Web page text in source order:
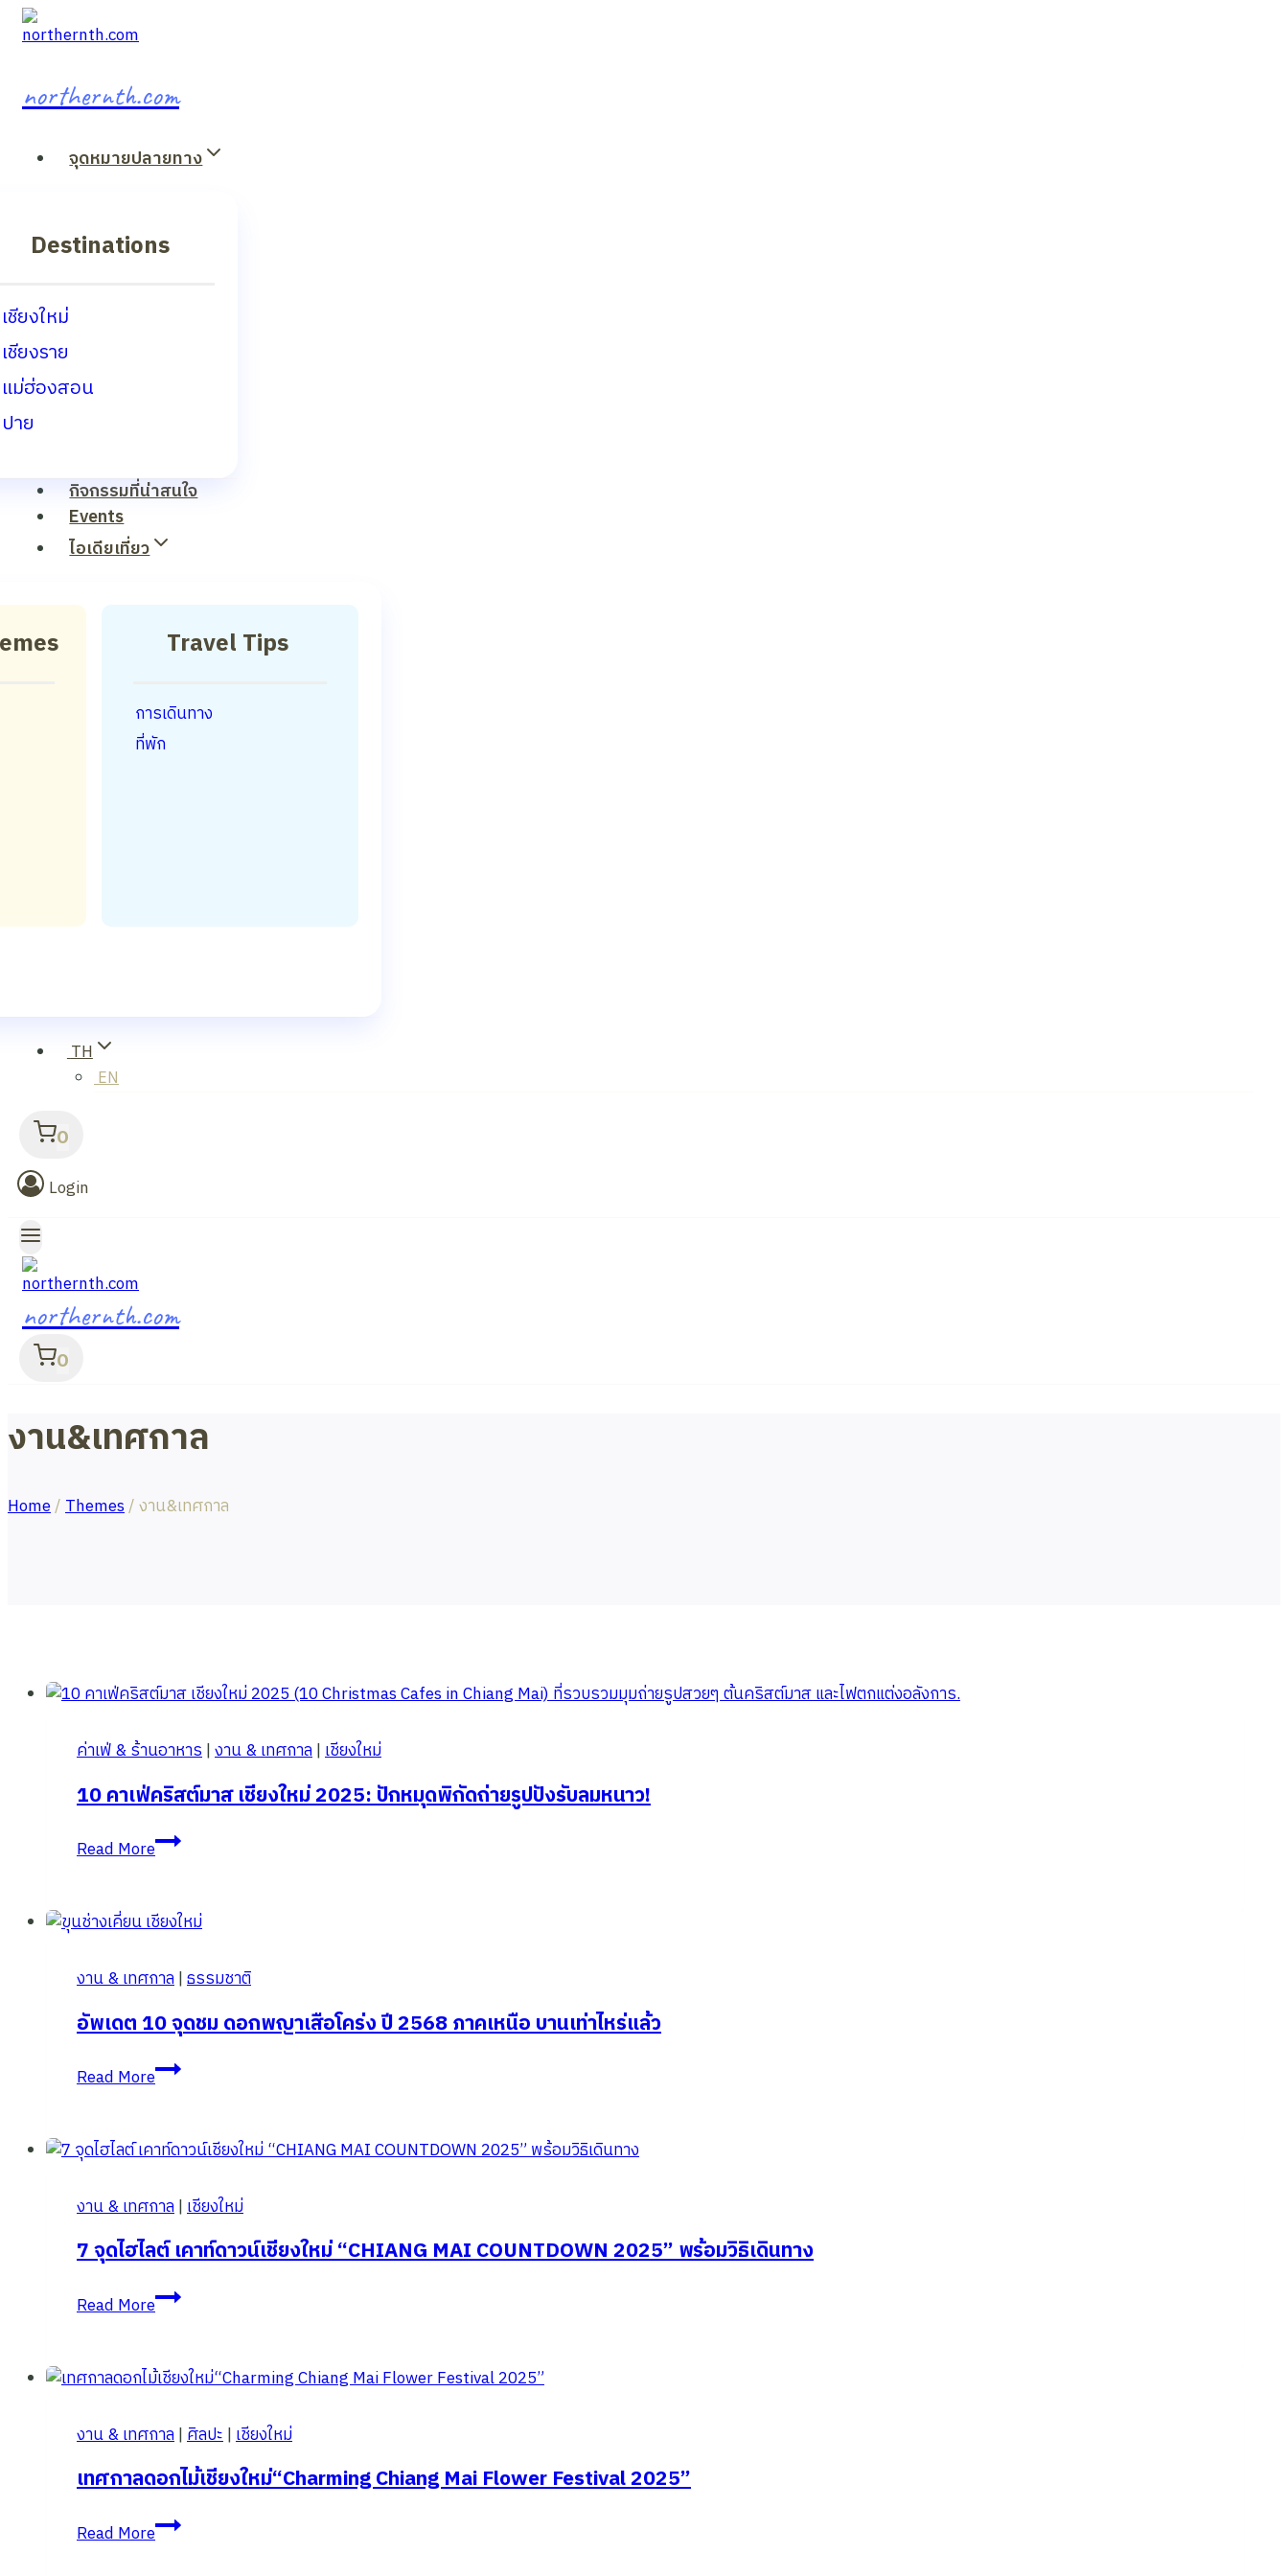
Skip
northernth.com
จุดหมายปลายทาง
Destinations
เชียงใหม่
เชียงราย
แม่ฮ่องสอน
ปาย
กิจกรรมที่น่าสนใจ
Events
ไอเดียเที่ยว
Travel Tips
การเดินทาง
ที่พัก
TH
EN
0
Login
northernth.com
0
งาน&เทศกาล
Home/Themes/งาน&เทศกาล
ค่าเฟ่ & ร้านอาหาร|งาน & เทศกาล|เชียงใหม่
10 คาเฟ่คริสต์มาส เชียงใหม่ 2025: ปักหมุดพิกัดถ่ายรูปปังรับลมหนาว!
Read More10
คาเฟ่
เชียงใหม่
ปัก
หมุด
พิกัด
รูป
ลม
งาน & เทศกาล|ธรรมชาติ
อัพเดต 10 จุดชม ดอกพญาเสือโคร่ง ปี 2568 ภาคเหนือ บานเท่าไหร่แล้ว
Read Moreอัพเดต
10
ชม
พญา
เสือ
โคร่ง
2568
บาน
ไหร่
งาน & เทศกาล|เชียงใหม่
7 จุดไฮไลต์ เคาท์ดาวน์เชียงใหม่ “CHIANG MAI COUNTDOWN 2025” พร้อมวิธิเดินทาง
Read More7
จุด
เคา
ดาวน์
เชียงใหม่
“CHIANG
COUNTDOWN
งาน & เทศกาล|ศิลปะ|เชียงใหม่
เทศกาลดอกไม้เชียงใหม่“Charming Chiang Mai Flower Festival 2025”
Read Moreเทศกาล
ดอกไม้